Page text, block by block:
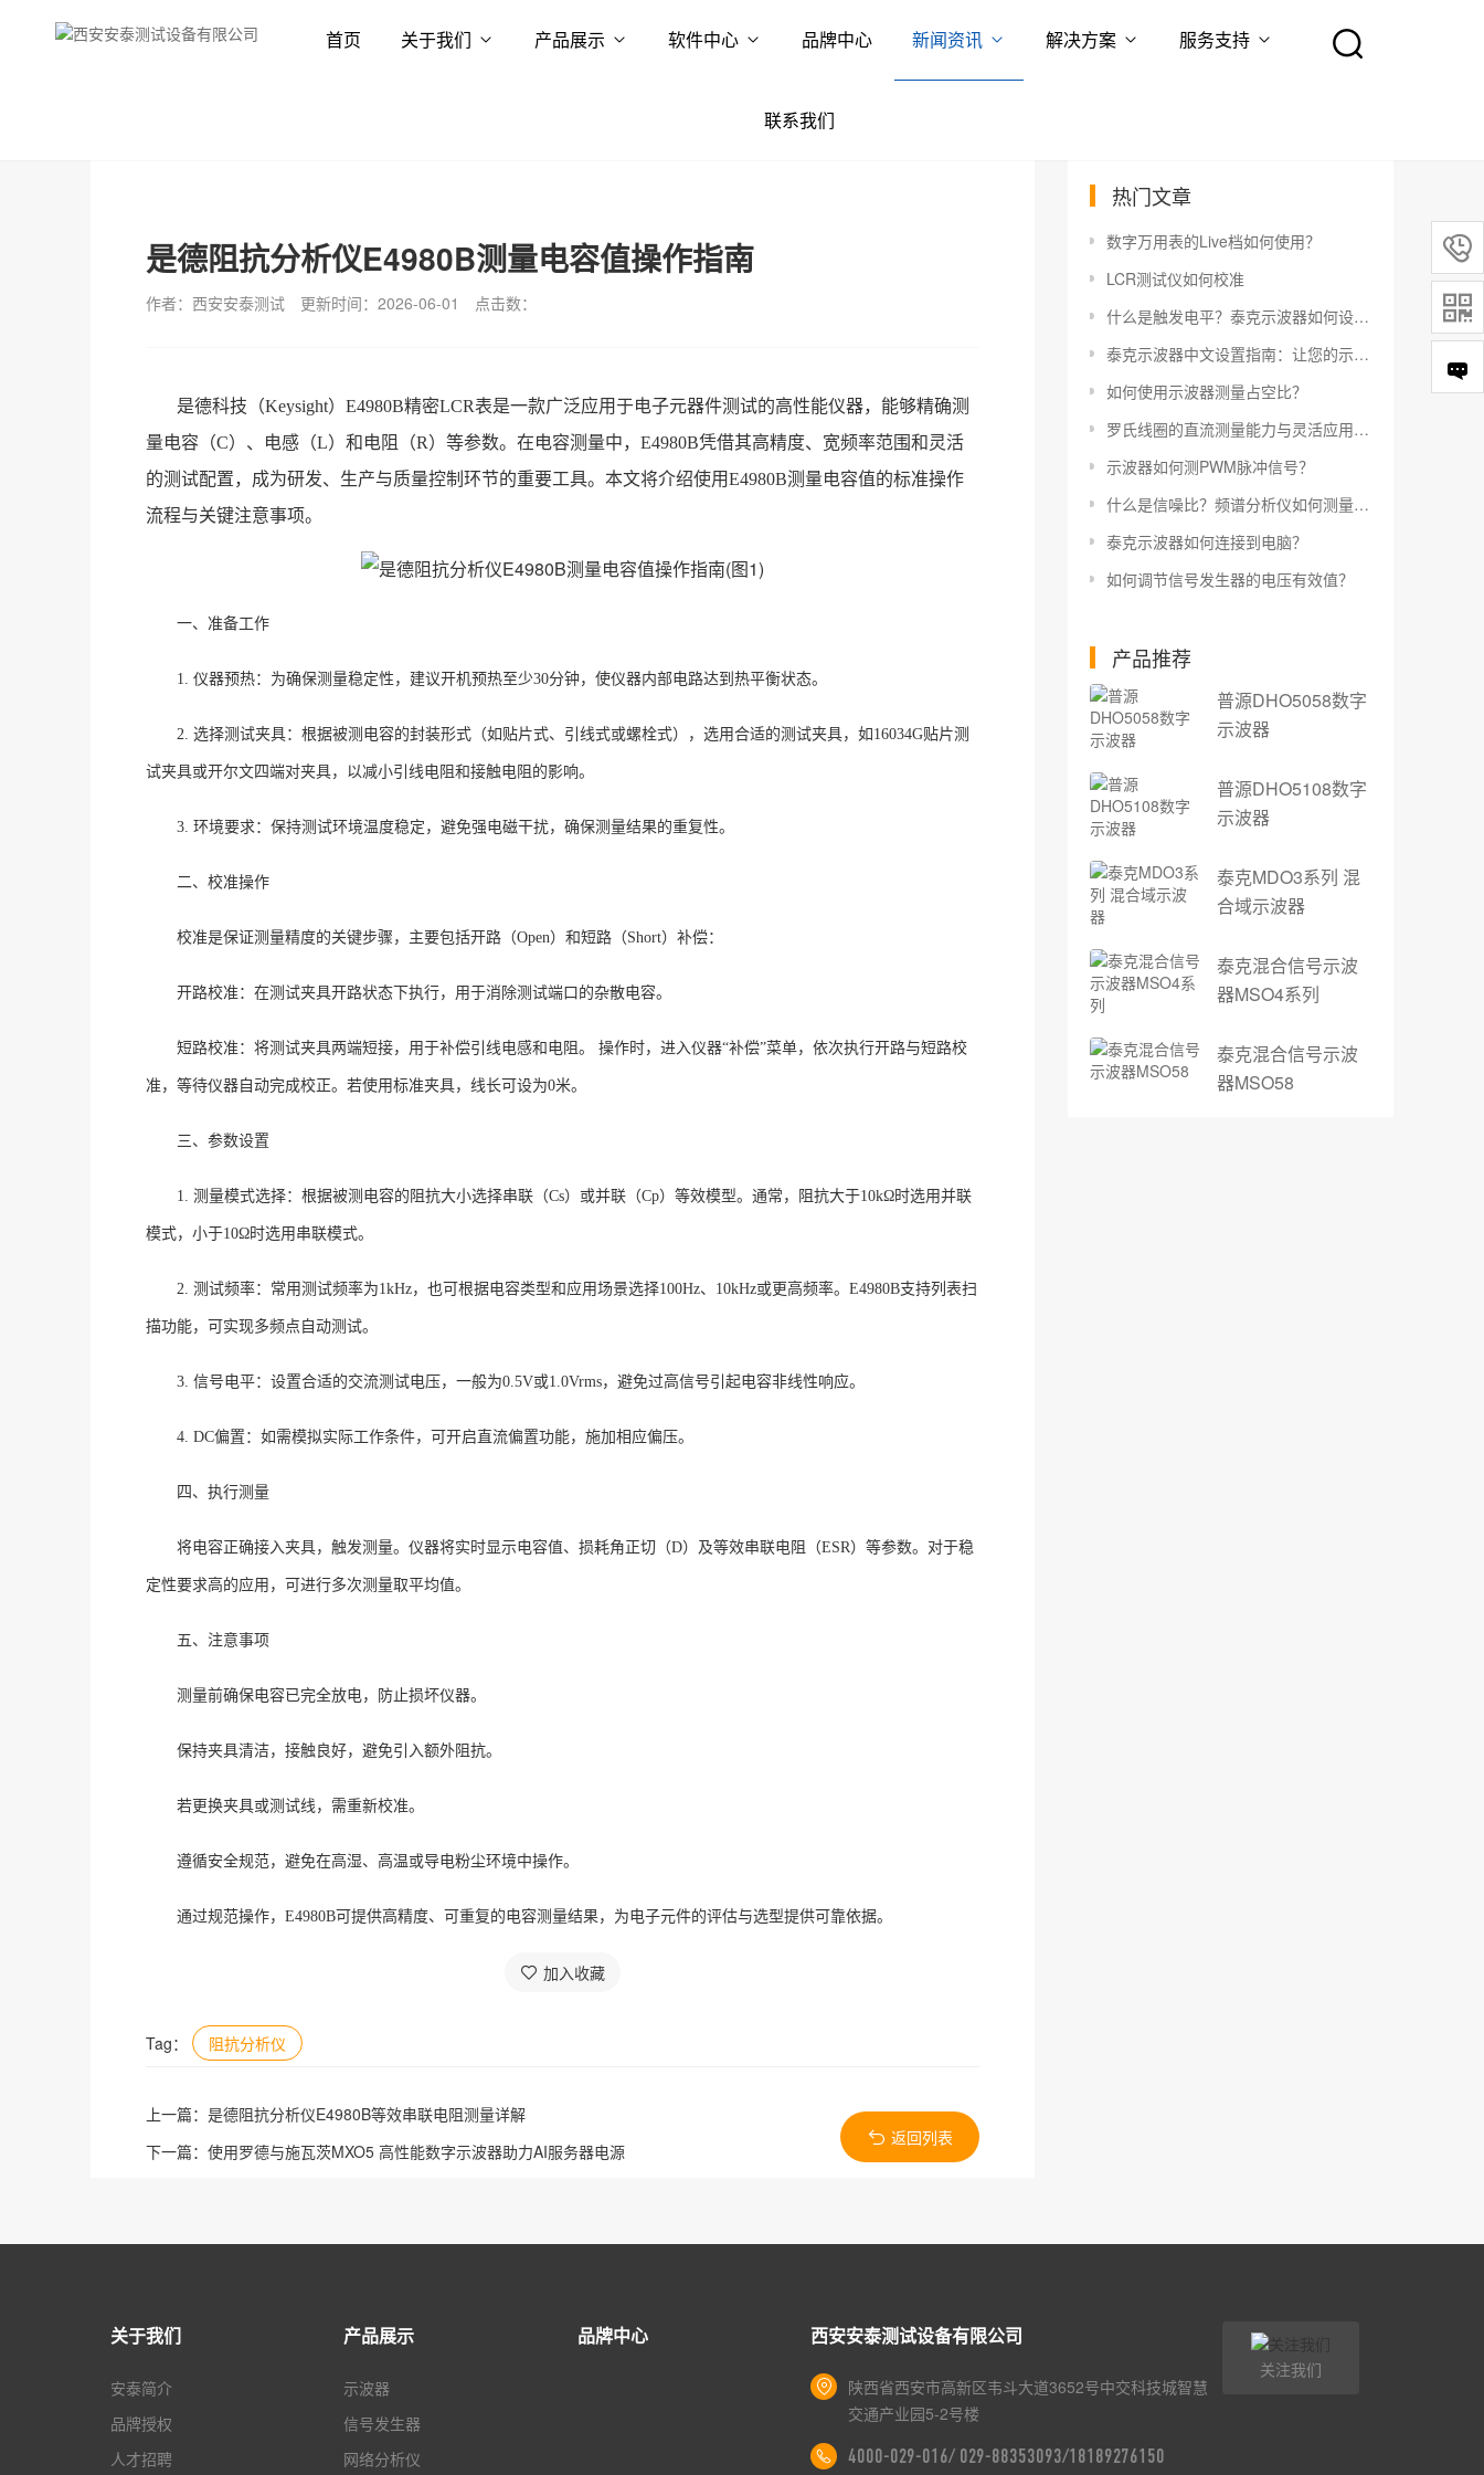
首页 关于我们 产品展示 软件中心 品牌中心 新闻资讯 解决方案 服务支持
联系我们
是德阻抗分析仪E4980B测量电容值操作指南
作者：西安安泰测试 更新时间：2026-06-01 点击数：
是德科技（Keysight）E4980B精密LCR表是一款广泛应用于电子元器件测试的高性能仪器，能够精确测
量电容（C）、电感（L）和电阻（R）等参数。在电容测量中，E4980B凭借其高精度、宽频率范围和灵活
的测试配置，成为研发、生产与质量控制环节的重要工具。本文将介绍使用E4980B测量电容值的标准操作
流程与关键注意事项。
一、准备工作
1. 仪器预热：为确保测量稳定性，建议开机预热至少30分钟，使仪器内部电路达到热平衡状态。
2. 选择测试夹具：根据被测电容的封装形式（如贴片式、引线式或螺栓式），选用合适的测试夹具，如16034G贴片测
试夹具或开尔文四端对夹具，以减小引线电阻和接触电阻的影响。
3. 环境要求：保持测试环境温度稳定，避免强电磁干扰，确保测量结果的重复性。
二、校准操作
校准是保证测量精度的关键步骤，主要包括开路（Open）和短路（Short）补偿：
开路校准：在测试夹具开路状态下执行，用于消除测试端口的杂散电容。
短路校准：将测试夹具两端短接，用于补偿引线电感和电阻。 操作时，进入仪器“补偿”菜单，依次执行开路与短路校
准，等待仪器自动完成校正。若使用标准夹具，线长可设为0米。
三、参数设置
1. 测量模式选择：根据被测电容的阻抗大小选择串联（Cs）或并联（Cp）等效模型。通常，阻抗大于10kΩ时选用并联
模式，小于10Ω时选用串联模式。
2. 测试频率：常用测试频率为1kHz，也可根据电容类型和应用场景选择100Hz、10kHz或更高频率。E4980B支持列表扫
描功能，可实现多频点自动测试。
3. 信号电平：设置合适的交流测试电压，一般为0.5V或1.0Vrms，避免过高信号引起电容非线性响应。
4. DC偏置：如需模拟实际工作条件，可开启直流偏置功能，施加相应偏压。
四、执行测量
将电容正确接入夹具，触发测量。仪器将实时显示电容值、损耗角正切（D）及等效串联电阻（ESR）等参数。对于稳
定性要求高的应用，可进行多次测量取平均值。
五、注意事项
测量前确保电容已完全放电，防止损坏仪器。
保持夹具清洁，接触良好，避免引入额外阻抗。
若更换夹具或测试线，需重新校准。
遵循安全规范，避免在高湿、高温或导电粉尘环境中操作。
通过规范操作， E4980B可提供高精度、可重复的电容测量结果，为电子元件的评估与选型提供可靠依据。
加入收藏
Tag： 阻抗分析仪
上一篇： 是德阻抗分析仪E4980B等效串联电阻测量详解
下一篇： 使用罗德与施瓦茨MXO5 高性能数字示波器助力AI服务器电源
返回列表
热门文章
数字万用表的Live档如何使用？
LCR测试仪如何校准
什么是触发电平？泰克示波器如何设置触发电平？
泰克示波器中文设置指南：让您的示波器更易于使用
如何使用示波器测量占空比？
罗氏线圈的直流测量能力与灵活应用指南
示波器如何测PWM脉冲信号？
什么是信噪比？频谱分析仪如何测量信噪比？
泰克示波器如何连接到电脑？
如何调节信号发生器的电压有效值？
产品推荐
普源DHO5058数字
示波器
普源DHO5108数字
示波器
泰克MDO3系列 混
合域示波器
泰克混合信号示波
器MSO4系列
泰克混合信号示波
器MSO58
关于我们
安泰简介
品牌授权
人才招聘
产品展示
示波器
信号发生器
网络分析仪
品牌中心 西安安泰测试设备有限公司
陕西省西安市高新区韦斗大道3652号中交科技城智慧
交通产业园5-2号楼
4000-029-016/ 029-88353093/18189276150
关注我们

